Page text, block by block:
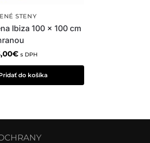
STENY
Ibiza 100 x 100 cm
€ s DPH
do košíka